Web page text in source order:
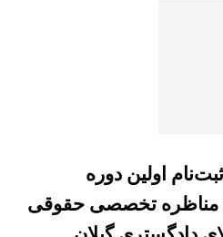
اولین دوره
مناظره تخصصی حقوقی